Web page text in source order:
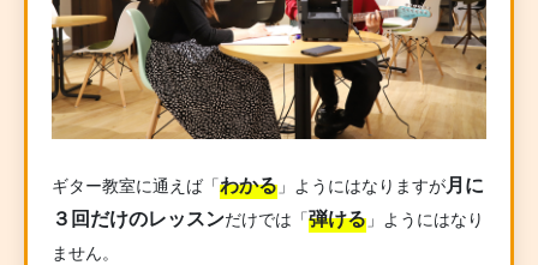
ギター教室に通えば「わかる」ようにはなりますが月に
３回だけのレッスンだけでは「弾ける」ようにはなり
ません。